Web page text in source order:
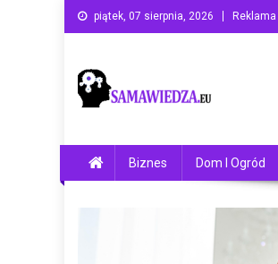
Skip
to
piątek, 07 sierpnia, 2026 Reklama
Biznes Dom I Ogród